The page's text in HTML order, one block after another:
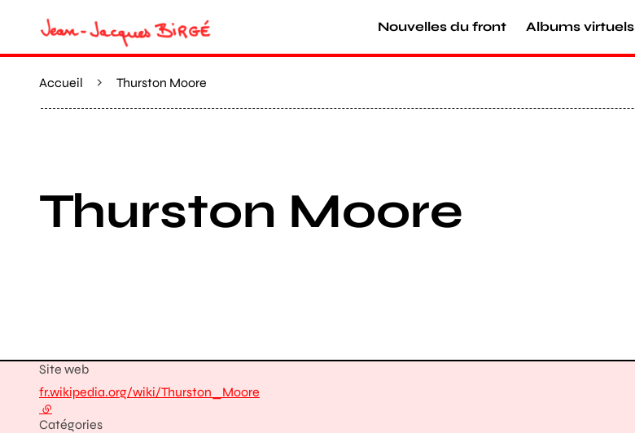
Nouvelles du front Albums virtuels
Accueil Thurston Moore
Thurston Moore
Catégories
Site web
fr.wikipedia.org/wiki/Thurston_Moore
- lien externe